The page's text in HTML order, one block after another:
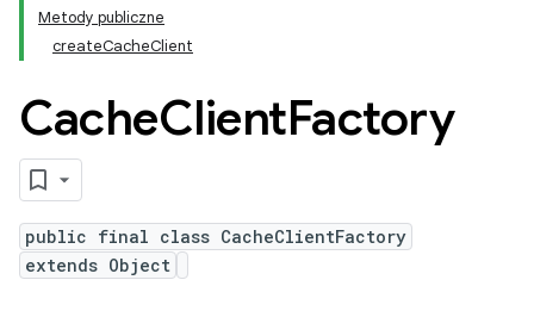
Metody publiczne
createCacheClient
CacheClientFactory
public final class CacheClientFactory
extends Object